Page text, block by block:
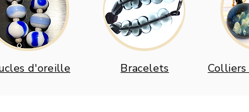
d'oreille Bracelets